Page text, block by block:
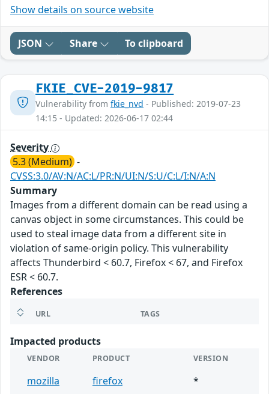
Show details on source website
JSON Share To clipboard
FKIE_CVE-2019-9817
Vulnerability from fkie_nvd - Published: 2019-07-23
14:15 - Updated: 2026-06-17 02:44
Severity
5.3 (Medium) -
CVSS:3.0/AV:N/AC:L/PR:N/UI:N/S:U/C:L/I:N/A:N
Summary
Images from a different domain can be read using a
canvas object in some circumstances. This could be
used to steal image data from a different site in
violation of same-origin policy. This vulnerability
affects Thunderbird < 60.7, Firefox < 67, and Firefox
ESR < 60.7.
References
URL TAGS
Impacted products
VENDOR PRODUCT VERSION
mozilla firefox *